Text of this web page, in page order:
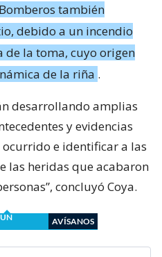
también
debido a un incendio
de la toma, cuyo origen
de la riña .
desarrollando amplias
y evidencias
e identificar a las
las heridas que acabaron
concluyó Coya.
AVÍSANOS